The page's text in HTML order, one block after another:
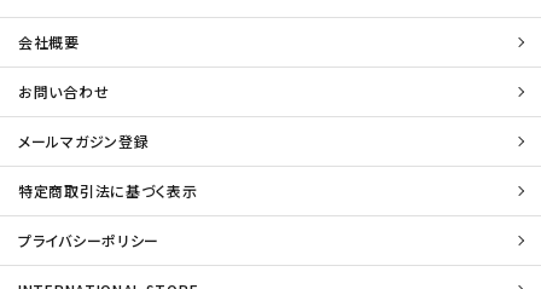
会社概要
お問い合わせ
メールマガジン登録
特定商取引法に基づく表示
プライバシーポリシー